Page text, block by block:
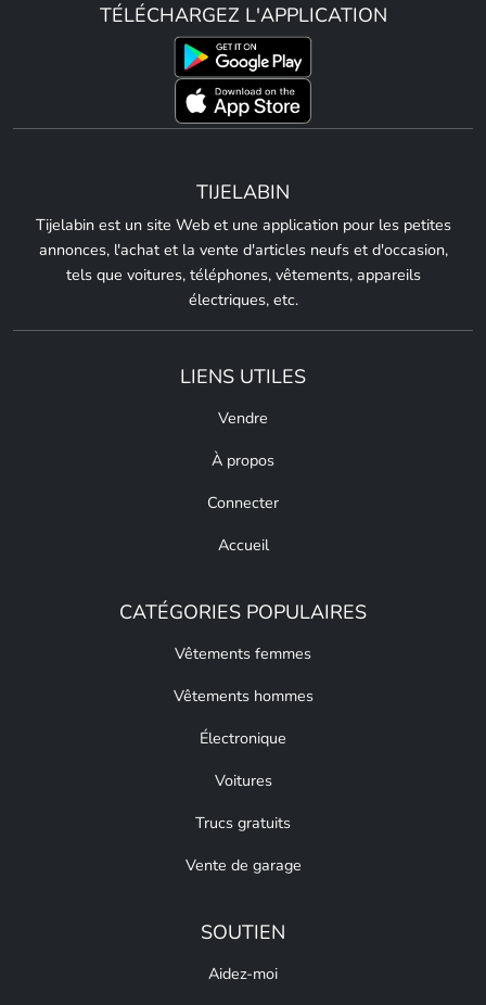
TÉLÉCHARGEZ L'APPLICATION
TIJELABIN
Tijelabin est un site Web et une application pour les petites
annonces, l'achat et la vente d'articles neufs et d'occasion,
tels que voitures, téléphones, vêtements, appareils
électriques, etc.
LIENS UTILES
Vendre
À propos
Connecter
Accueil
CATÉGORIES POPULAIRES
Vêtements femmes
Vêtements hommes
Électronique
Voitures
Trucs gratuits
Vente de garage
SOUTIEN
Aidez-moi